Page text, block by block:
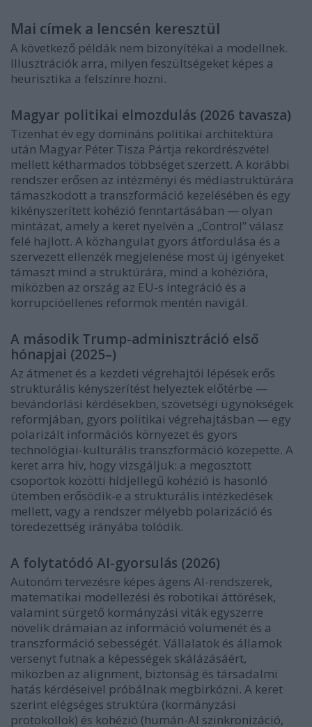
Mai címek a lencsén keresztül
A következő példák nem bizonyítékai a modellnek.
Illusztrációk arra, milyen feszültségeket képes a
heurisztika a felszínre hozni.
Magyar politikai elmozdulás (2026 tavasza)
Tizenhat év egy domináns politikai architektúra
után Magyar Péter Tisza Pártja rekordrészvétel
mellett kétharmados többséget szerzett. A korábbi
rendszer erősen az intézményi és médiastruktúrára
támaszkodott a transzformáció kezelésében és egy
kikényszerített kohézió fenntartásában — olyan
mintázat, amely a keret nyelvén a „Control” válasz
felé hajlott. A közhangulat gyors átfordulása és a
szervezett ellenzék megjelenése most új igényeket
támaszt mind a struktúrára, mind a kohézióra,
miközben az ország az EU-s integráció és a
korrupcióellenes reformok mentén navigál.
A második Trump-adminisztráció első
hónapjai (2025–)
Az átmenet és a kezdeti végrehajtói lépések erős
strukturális kényszerítést helyeztek előtérbe —
bevándorlási kérdésekben, szövetségi ügynökségek
reformjában, gyors politikai végrehajtásban — egy
polarizált információs környezet és gyors
technológiai-kulturális transzformáció közepette. A
keret arra hív, hogy vizsgáljuk: a megosztott
csoportok közötti hídjellegű kohézió is hasonló
ütemben erősödik-e a strukturális intézkedések
mellett, vagy a rendszer mélyebb polarizáció és
töredezettség irányába tolódik.
A folytatódó AI-gyorsulás (2026)
Autonóm tervezésre képes ágens AI-rendszerek,
matematikai modellezési és robotikai áttörések,
valamint sürgető kormányzási viták egyszerre
növelik drámaian az információ volumenét és a
transzformáció sebességét. Vállalatok és államok
versenyt futnak a képességek skálázásáért,
miközben az alignment, biztonság és társadalmi
hatás kérdéseivel próbálnak megbirkózni. A keret
szerint elégséges struktúra (kormányzási
protokollok) és kohézió (humán-AI szinkronizáció,